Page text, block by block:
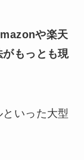
や楽天
もっとも現
いった大型